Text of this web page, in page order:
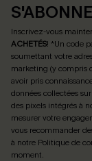
Inscrivez-vous
ACHETÉS! *Un code
soumettant votre
marketing (y compris
avoir pris
données collectées
des pixels intégrés à
mesurer votre
vous recommander
à notre Politique de
moment.